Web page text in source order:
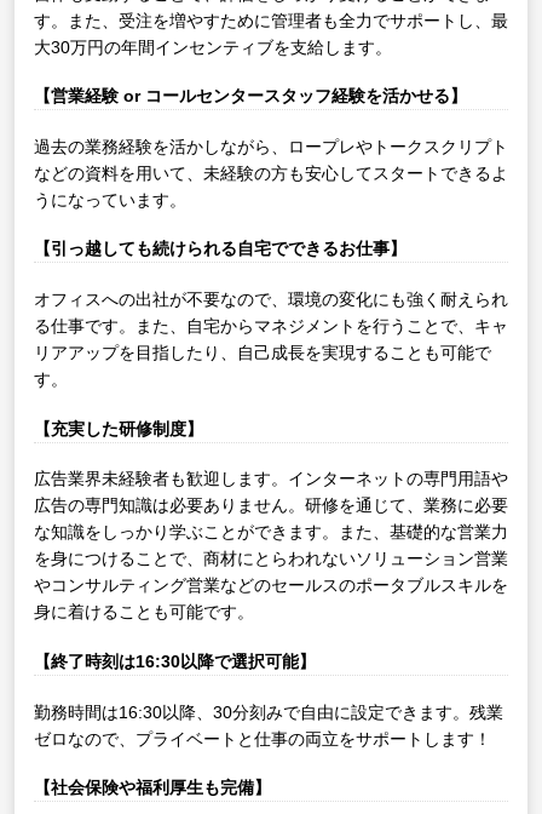
す。また、受注を増やすために管理者も全力でサポートし、最
大30万円の年間インセンティブを支給します。
【営業経験 or コールセンタースタッフ経験を活かせる】
過去の業務経験を活かしながら、ロープレやトークスクリプト
などの資料を用いて、未経験の方も安心してスタートできるよ
うになっています。
【引っ越しても続けられる自宅でできるお仕事】
オフィスへの出社が不要なので、環境の変化にも強く耐えられ
る仕事です。また、自宅からマネジメントを行うことで、キャ
リアアップを目指したり、自己成長を実現することも可能で
す。
【充実した研修制度】
広告業界未経験者も歓迎します。インターネットの専門用語や
広告の専門知識は必要ありません。研修を通じて、業務に必要
な知識をしっかり学ぶことができます。また、基礎的な営業力
を身につけることで、商材にとらわれないソリューション営業
やコンサルティング営業などのセールスのポータブルスキルを
身に着けることも可能です。
【終了時刻は16:30以降で選択可能】
勤務時間は16:30以降、30分刻みで自由に設定できます。残業
ゼロなので、プライベートと仕事の両立をサポートします！
【社会保険や福利厚生も完備】